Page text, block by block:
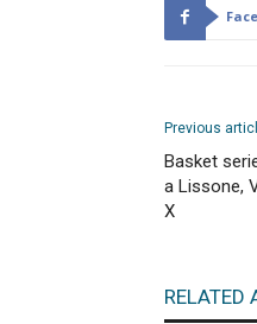
Previous
Basket
a Lissone,
X
RELATED